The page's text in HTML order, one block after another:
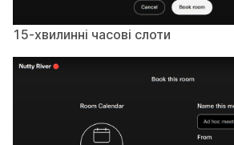
15-хвилинні часові слоти